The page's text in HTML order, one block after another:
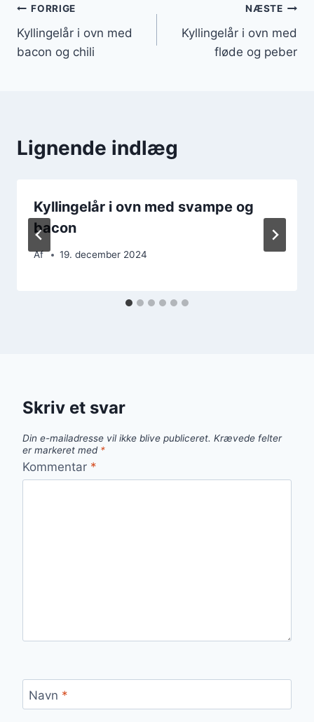
Indlægsnavigation
FORRIGE
Kyllingelår i ovn med
bacon og chili
NÆSTE
Kyllingelår i ovn med
fløde og peber
Lignende indlæg
Kyllingelår i ovn med svampe og
bacon
Af 19. december 2024
Skriv et svar
Din e-mailadresse vil ikke blive publiceret. Krævede felter
er markeret med *
Kommentar *
Navn *